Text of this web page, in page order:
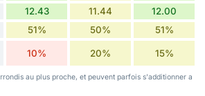
12.43 11.44 12.00
51% 50% 51%
10% 20% 15%
au plus proche, et peuvent parfois s'additionner a